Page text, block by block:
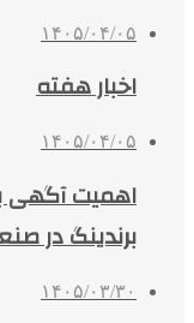
۱۴۰۵/۰۴/۰۵
اخبار هفته
۱۴۰۵/۰۴/۰۵
اهمیت آگهی
برندینگ در
۱۴۰۵/۰۳/۳۰